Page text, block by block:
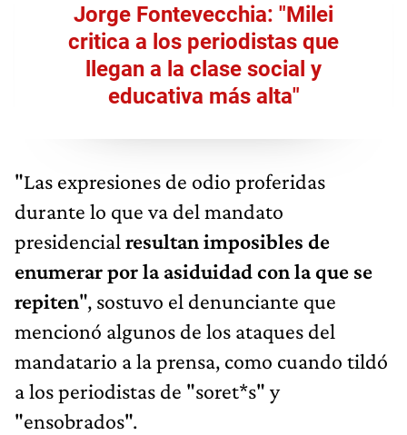
Jorge Fontevecchia: "Milei
critica a los periodistas que
llegan a la clase social y
educativa más alta"
"Las expresiones de odio proferidas
durante lo que va del mandato
presidencial resultan imposibles de
enumerar por la asiduidad con la que se
repiten", sostuvo el denunciante que
mencionó algunos de los ataques del
mandatario a la prensa, como cuando tildó
a los periodistas de "soret*s" y
"ensobrados".